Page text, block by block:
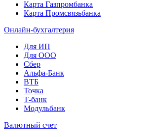
Карта Газпромбанка
Карта Промсвязьбанка
Онлайн-бухгалтерия
Для ИП
Для ООО
Сбер
Альфа-Банк
ВТБ
Точка
Т-банк
Модульбанк
Валютный счет